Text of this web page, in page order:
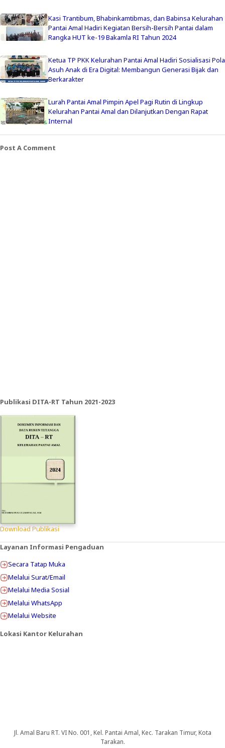
Kasi Trantibum, Bhabinkamtibmas, dan Babinsa Kelurahan
Pantai Amal Hadiri Kegiatan Bersih-Bersih Pantai dalam
Rangka HUT ke-19 Bakamla RI Tahun 2024
Ketua TP PKK Kelurahan Pantai Amal Hadiri Sosialisasi Pola
Asuh Anak di Era Digital: Membangun Generasi Bijak dan
Berkarakter
Lurah Pantai Amal Pimpin Apel Pagi Rutin di Lingkup
Kelurahan Pantai Amal dan Dilanjutkan Dengan Rapat
Internal
Post A Comment
Publikasi DITA-RT Tahun 2021-2023
Download Publikasi
Layanan Informasi Pengaduan
Secara Tatap Muka
Melalui Surat/Email
Melalui Media Sosial
Melalui WhatsApp
Melalui Website
Lokasi Kantor Kelurahan
Jl. Amal Baru RT. VI No. 001, Kel. Pantai Amal, Kec. Tarakan Timur, Kota
Tarakan.